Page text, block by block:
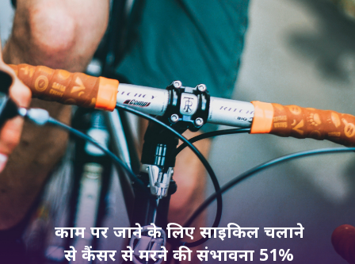
काम पर जाने के लिए साइकिल चलाने
से कैंसर से मरने की संभावना 51%